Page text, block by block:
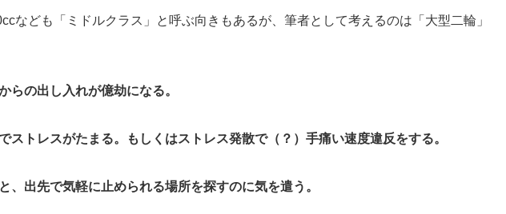
なども「ミドルクラス」と呼ぶ向きもあるが、筆者として考えるのは「大型二輪」
らの出し入れが億劫になる。
ストレスがたまる。もしくはストレス発散で（？）手痛い速度違反をする。
、出先で気軽に止められる場所を探すのに気を遣う。